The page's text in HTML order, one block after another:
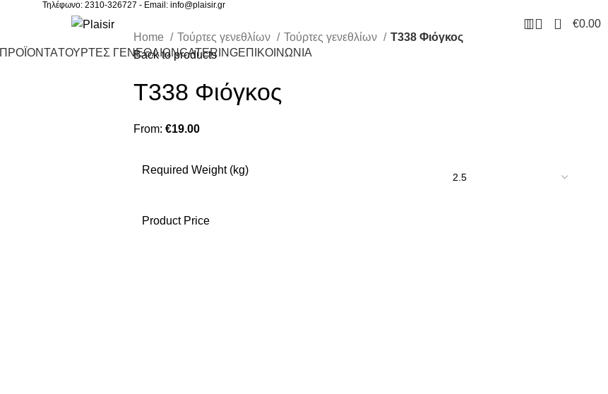
Τηλέφωνο: 2310-326727 - Email: info@plaisir.gr
0 €0.00
ΠΡΟΪΟΝΤΑΤΟΥΡΤΕΣ ΓΕΝΕΘΛΙΩΝCATERINGΕΠΙΚΟΙΝΩΝΙΑ
Home Τούρτες γενεθλίων Τούρτες γενεθλίων
Τ338 Φιόγκος
Back to products
Τ338 Φιόγκος
From: €19.00
Required Weight (kg)
Product Price